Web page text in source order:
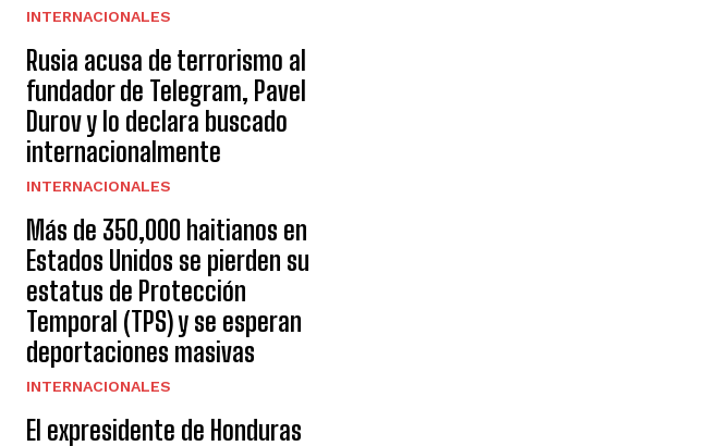
INTERNACIONALES
Rusia acusa de terrorismo al
fundador de Telegram, Pavel
Durov y lo declara buscado
internacionalmente
INTERNACIONALES
Más de 350,000 haitianos en
Estados Unidos se pierden su
estatus de Protección
Temporal (TPS) y se esperan
deportaciones masivas
INTERNACIONALES
El expresidente de Honduras